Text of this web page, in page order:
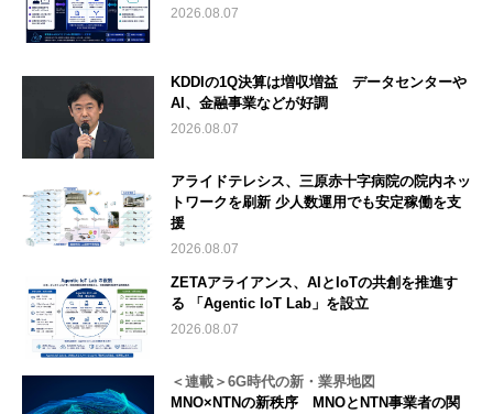
2026.08.07
KDDIの1Q決算は増収増益 データセンターや
AI、金融事業などが好調
2026.08.07
アライドテレシス、三原赤十字病院の院内ネッ
トワークを刷新 少人数運用でも安定稼働を支
援
2026.08.07
ZETAアライアンス、AIとIoTの共創を推進す
る 「Agentic IoT Lab」を設立
2026.08.07
＜連載＞6G時代の新・業界地図
MNO×NTNの新秩序 MNOとNTN事業者の関